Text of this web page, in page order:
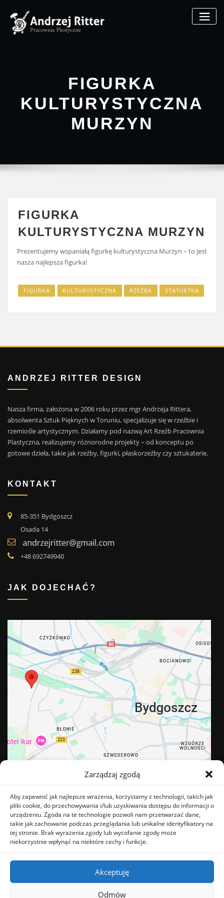
Zarządzaj zgodą
Aby zapewnić jak najlepsze wrażenia, korzystamy z technologii, takich jak
pliki cookie, do przechowywania i/lub uzyskiwania dostępu do informacji o
urządzeniu. Zgoda na te technologie pozwoli nam przetwarzać dane,
takie jak zachowanie podczas przeglądania lub unikalne identyfikatory na
tej stronie. Brak wyrażenia zgody lub wycofanie zgody może
niekorzystnie wpłynąć na niektóre cechy i funkcje.
Akceptuję
Odmów
content
FIGURKA
KULTURYSTYCZNA
MURZYN
FIGURKA
KULTURYSTYCZNA MURZYN
Prezentujemy wspaniałą figurkę kulturystyczna Murzyn – to jest
nasza najlepsza figurka!
FIGURKA KULTURYSTYCZNA RZEŹBA STATUETKA
ANDRZEJ RITTER DESIGN
Nasza firma, założona w 2006 roku przez mgr Andrzeja Rittera,
absolwenta Sztuk Pięknych w Toruniu, specjalizuje się w rzeźbie i
rzemiośle artystycznym. Działamy pod nazwą Art Rzeźb Pracownia
Plastyczna, realizujemy różnorodne projekty – od konceptu po
gotowe dzieła, takie jak rzeźby, figurki, płaskorzeźby czy sztukaterie.
KONTAKT
85-351 Bydgoszcz
Osada 14
+48 692749940
JAK DOJECHAĆ?
BĄDŹ NA BIEŻĄCO